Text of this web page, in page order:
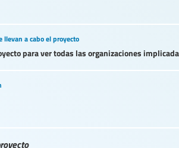
llevan a cabo el proyecto
para ver todas las organizaciones